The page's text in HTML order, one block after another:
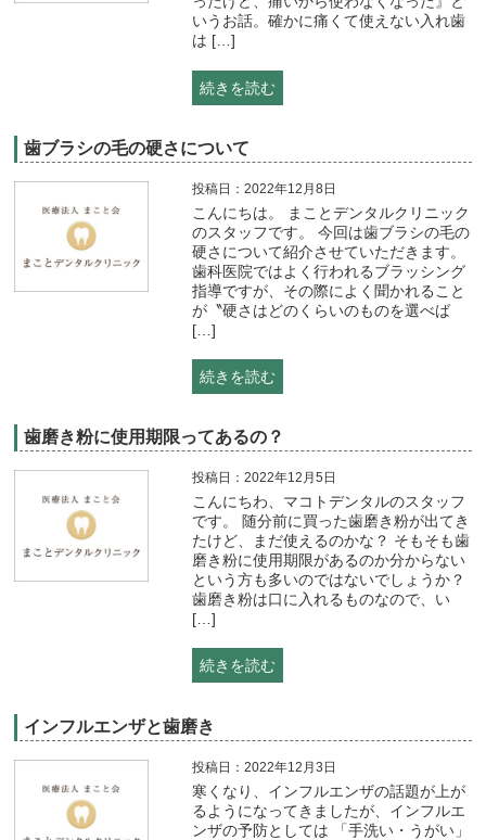
いうお話。確かに痛くて使えない入れ歯
は […]
続きを読む
歯ブラシの毛の硬さについて
投稿日：2022年12月8日
こんにちは。 まことデンタルクリニック
のスタッフです。 今回は歯ブラシの毛の
硬さについて紹介させていただきます。
歯科医院ではよく行われるブラッシング
指導ですが、その際によく聞かれること
が〝硬さはどのくらいのものを選べば
[…]
続きを読む
歯磨き粉に使用期限ってあるの？
投稿日：2022年12月5日
こんにちわ、マコトデンタルのスタッフ
です。 随分前に買った歯磨き粉が出てき
たけど、まだ使えるのかな？ そもそも歯
磨き粉に使用期限があるのか分からない
という方も多いのではないでしょうか？
歯磨き粉は口に入れるものなので、い
[…]
続きを読む
インフルエンザと歯磨き
投稿日：2022年12月3日
寒くなり、インフルエンザの話題が上が
るようになってきましたが、インフルエ
ンザの予防としては 「手洗い・うがい」